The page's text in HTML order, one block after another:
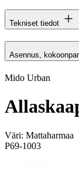
Tekniset tiedot
Asennus,
Mido Urban
Väri: Mattaharmaa
P69-1003